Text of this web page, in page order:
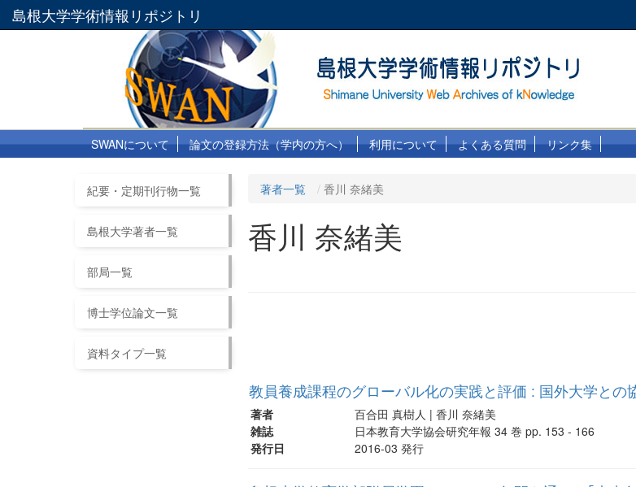
島根大学学術情報リポジトリ
SWANについて 論文の登録方法（学内の方へ） 利用について よくある質問 リンク集
紀要・定期刊行物一覧
島根大学著者一覧
部局一覧
博士学位論文一覧
資料タイプ一覧
著者一覧 香川 奈緒美
香川 奈緒美
教員養成課程のグローバル化の実践と評価 : 国外大学との
著者
百合田 真樹人 | 香川 奈緒美
雑誌
日本教育大学協会研究年報 34 巻 pp. 153 - 166
発行日
2016-03 発行